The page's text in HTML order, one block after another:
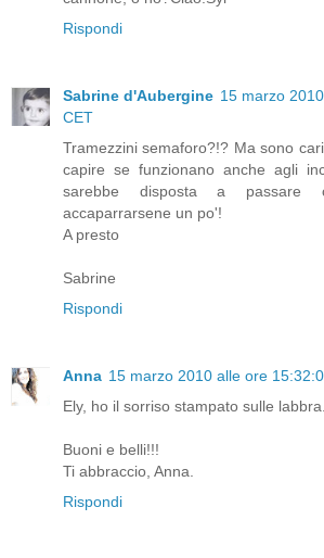
Rispondi
Sabrine d'Aubergine 15 marzo
CET
Tramezzini semaforo?!? Ma sono
capire se funzionano anche agli
sarebbe disposta a
accaparrarsene un po'!
A presto
Sabrine
Rispondi
Anna 15 marzo 2010 alle ore
Ely, ho il sorriso stampato sulle labbra.
Buoni e belli!!!
Ti abbraccio, Anna.
Rispondi